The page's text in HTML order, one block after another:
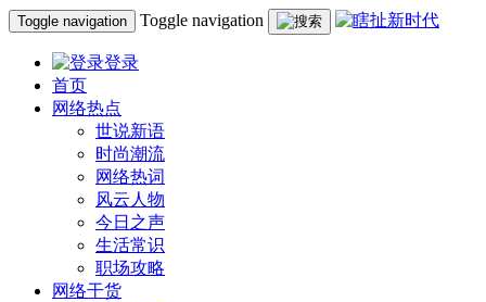
Toggle navigation Toggle navigation
登录
首页
网络热点
世说新语
时尚潮流
网络热词
风云人物
今日之声
生活常识
职场攻略
网络干货